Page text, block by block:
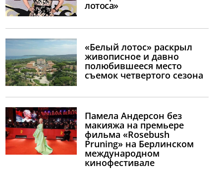
лотоса»
«Белый лотос» раскрыл
живописное и давно
полюбившееся место
съемок четвертого сезона
Памела Андерсон без
макияжа на премьере
фильма «Rosebush
Pruning» на Берлинском
международном
кинофестивале